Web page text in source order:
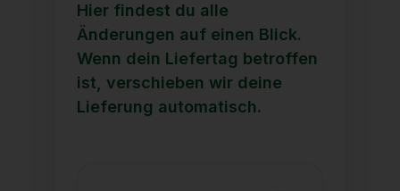
Hier findest du alle
Änderungen auf einen Blick.
Wenn dein Liefertag betroffen
ist, verschieben wir deine
Lieferung automatisch.